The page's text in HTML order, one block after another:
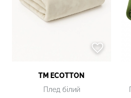
TM ECOTTON
Плед білий